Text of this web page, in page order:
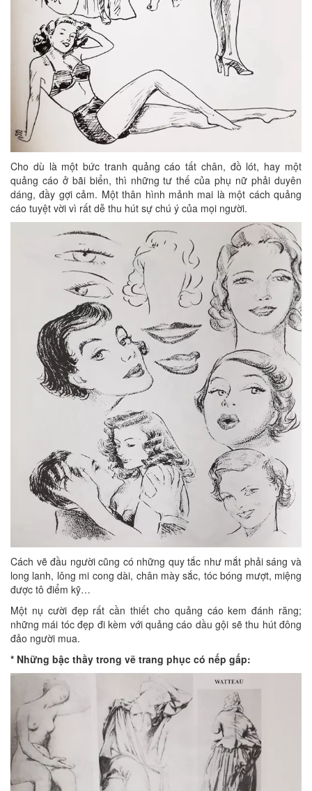
Cho dù là một bức tranh quảng cáo tất chân, đồ lót, hay một
quảng cáo ở bãi biển, thì những tư thế của phụ nữ phải duyên
dáng, đầy gợi cảm. Một thân hình mảnh mai là một cách quảng
cáo tuyệt vời vì rất dễ thu hút sự chú ý của mọi người.
Cách vẽ đầu người cũng có những quy tắc như mắt phải sáng và
long lanh, lông mi cong dài, chân mày sắc, tóc bóng mượt, miệng
được tô điểm kỹ…
Một nụ cười đẹp rất cần thiết cho quảng cáo kem đánh răng;
những mái tóc đẹp đi kèm với quảng cáo dầu gội sẽ thu hút đông
đảo người mua.
* Những bậc thầy trong vẽ trang phục có nếp gấp: